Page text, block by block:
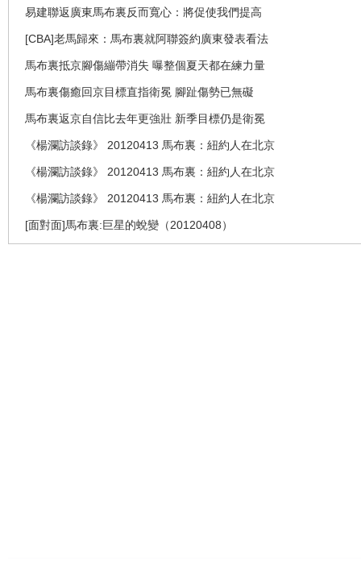
易建聯返廣東馬布裏反而寬心：將促使我們提高
[CBA]老馬歸來：馬布裏就阿聯簽約廣東發表看法
馬布裏抵京腳傷繃帶消失 曝整個夏天都在練力量
馬布裏傷癒回京目標直指衛冕 腳趾傷勢已無礙
馬布裏返京自信比去年更強壯 新季目標仍是衛冕
《楊瀾訪談錄》 20120413 馬布裏：紐約人在北京
《楊瀾訪談錄》 20120413 馬布裏：紐約人在北京
《楊瀾訪談錄》 20120413 馬布裏：紐約人在北京
[面對面]馬布裏:巨星的蛻變（20120408）